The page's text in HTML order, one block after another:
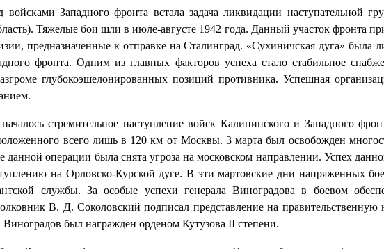
войсками Западного фронта встала задача ликвидации наступательной
Тяжелые бои шли в июле-августе 1942 года. Данный участок фронта
предназначенные к отправке на Сталинград. «Сухиничская дуга» была
фронта. Одним из главных факторов успеха стало стабильное
глубокоэшелонированных позиций противника. Успешная
стремительное наступление войск Калининского и Западного
всего лишь в 120 км от Москвы. 3 марта был освобожден
данной операции была снята угроза на московском направлении. Успех
на Орловско-Курской дуге. В эти мартовские дни напряженных
службы. За особые успехи генерала Виноградова в боевом
В. Д. Соколовский подписал представление на
Виноградов был награжден орденом Кутузова II степени.